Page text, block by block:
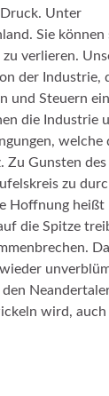
Unter
Sie
verlieren.
der Industrie,
und Steuern
die Industrie
welche
Zu Gunsten
zu
Hoffnung heißt
die Spitze
wird,